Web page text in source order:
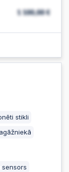
stikli
sensors